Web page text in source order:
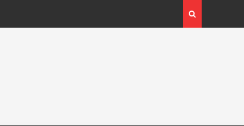
Expoziția Brâncuși de la Timișoara a atras peste
130.000 de vizitatori